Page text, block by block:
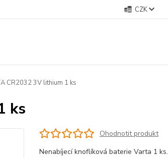
CZK
CR2032 3V lithium 1 ks
ks
Ohodnotit produkt
Nenabíjecí knoflíková baterie Varta 1 ks.